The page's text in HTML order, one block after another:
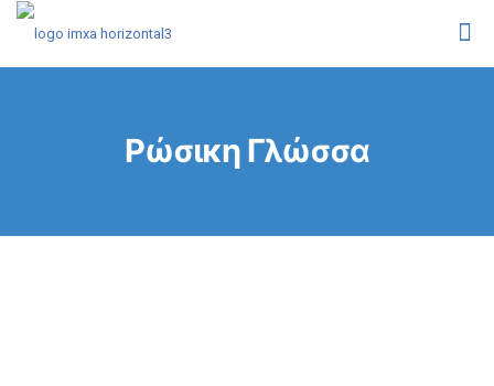
Ρώσικη Γλώσσα